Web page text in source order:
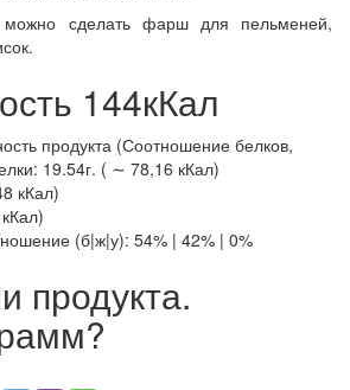
можно сделать фарш для пельменей,
144кКал
продукта (Соотношение белков,
19.54г. ( ∼ 78,16 кКал)
кКал)
(б|ж|у): 54% | 42% | 0%
продукта.